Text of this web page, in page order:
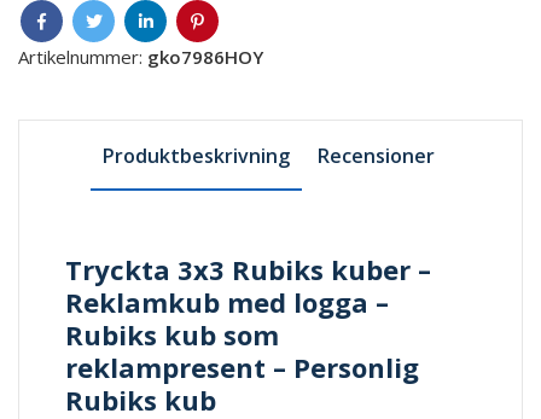
Artikelnummer: gko7986HOY
Produktbeskrivning Recensioner
Tryckta 3x3 Rubiks kuber –
Reklamkub med logga –
Rubiks kub som
reklampresent – Personlig
Rubiks kub